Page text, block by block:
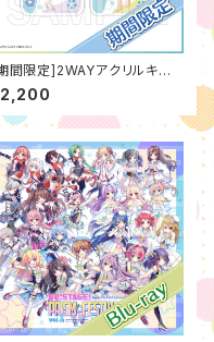
間限定]2WAYアクリルキー
ルダー[水着]（2026年7月